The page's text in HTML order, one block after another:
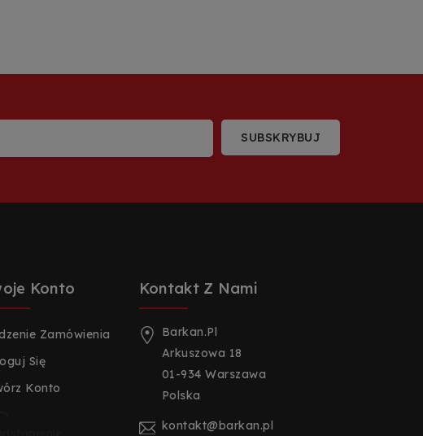
Konto
Zamówienia
Się
Konto
Kontakt Z Nami
Barkan.pl
Arkuszowa 18
01-934 Warszawa
Polska
kontakt@barkan.pl